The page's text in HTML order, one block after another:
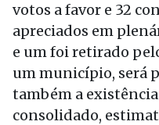
votos a favor e 32
apreciados em
e um foi retirado
um município, será
também a
consolidado,